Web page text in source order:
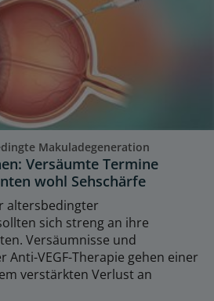
Makuladegeneration
Versäumte Termine
wohl Sehschärfe
altersbedingter
sich streng an ihre
Versäumnisse und
Anti-VEGF-Therapie gehen einer
verstärkten Verlust an